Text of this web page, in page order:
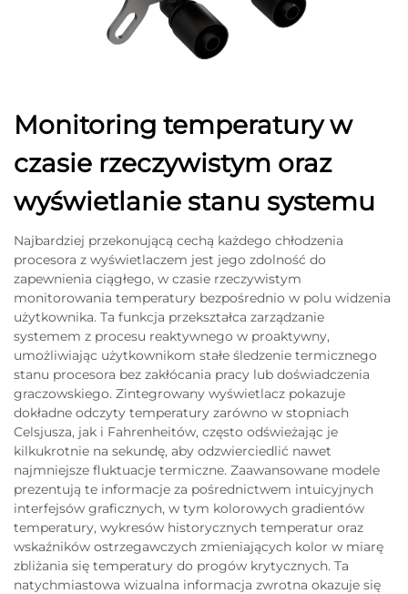
Monitoring temperatury w
czasie rzeczywistym oraz
wyświetlanie stanu systemu
Najbardziej przekonującą cechą każdego chłodzenia
procesora z wyświetlaczem jest jego zdolność do
zapewnienia ciągłego, w czasie rzeczywistym
monitorowania temperatury bezpośrednio w polu widzenia
użytkownika. Ta funkcja przekształca zarządzanie
systemem z procesu reaktywnego w proaktywny,
umożliwiając użytkownikom stałe śledzenie termicznego
stanu procesora bez zakłócania pracy lub doświadczenia
graczowskiego. Zintegrowany wyświetlacz pokazuje
dokładne odczyty temperatury zarówno w stopniach
Celsjusza, jak i Fahrenheitów, często odświeżając je
kilkukrotnie na sekundę, aby odzwierciedlić nawet
najmniejsze fluktuacje termiczne. Zaawansowane modele
prezentują te informacje za pośrednictwem intuicyjnych
interfejsów graficznych, w tym kolorowych gradientów
temperatury, wykresów historycznych temperatur oraz
wskaźników ostrzegawczych zmieniających kolor w miarę
zbliżania się temperatury do progów krytycznych. Ta
natychmiastowa wizualna informacja zwrotna okazuje się